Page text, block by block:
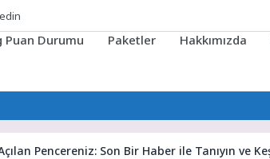
Puan Durumu Paketler Hakkımızda
Son Bir Haber ile Tanıyın ve Keşfedin